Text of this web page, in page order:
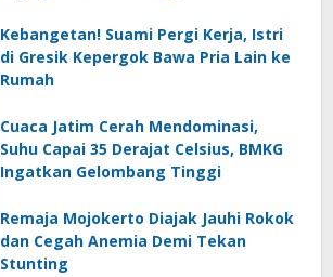
Kebangetan! Suami Pergi Kerja, Istri
di Gresik Kepergok Bawa Pria Lain ke
Rumah
Cuaca Jatim Cerah Mendominasi,
Suhu Capai 35 Derajat Celsius, BMKG
Ingatkan Gelombang Tinggi
Remaja Mojokerto Diajak Jauhi Rokok
dan Cegah Anemia Demi Tekan
Stunting